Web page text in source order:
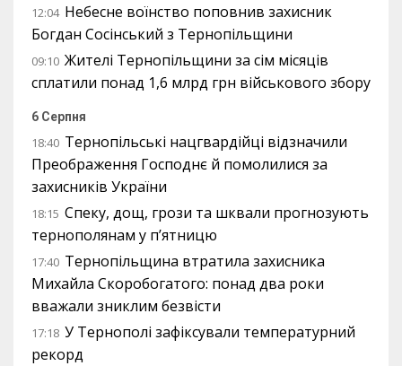
12:04 Небесне воїнство поповнив захисник
Богдан Сосінський з Тернопільщини
09:10 Жителі Тернопільщини за сім місяців
сплатили понад 1,6 млрд грн військового збору
6 Серпня
18:40 Тернопільські нацгвардійці відзначили
Преображення Господнє й помолилися за
захисників України
18:15 Спеку, дощ, грози та шквали прогнозують
тернополянам у п’ятницю
17:40 Тернопільщина втратила захисника
Михайла Скоробогатого: понад два роки
вважали зниклим безвісти
17:18 У Тернополі зафіксували температурний
рекорд